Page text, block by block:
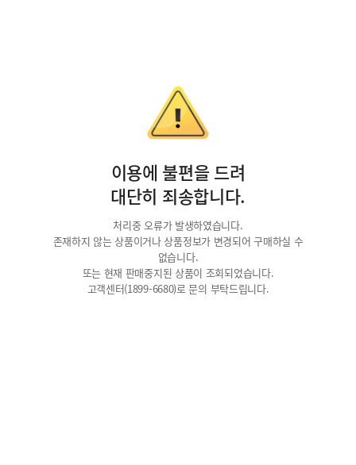
이용에 불편을 드려
대단히 죄송합니다.
처리중 오류가 발생하였습니다.
존재하지 않는 상품이거나 상품정보가 변경되어 구매하실 수
없습니다.
또는 현재 판매중지된 상품이 조회되었습니다.
고객센터(1899-6680)로 문의 부탁드립니다.